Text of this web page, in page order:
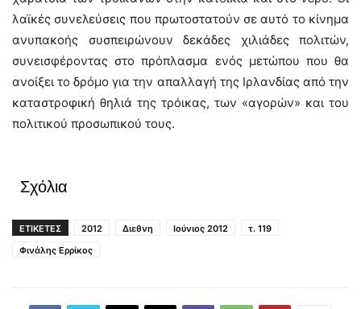
λαϊκές συνελεύσεις που πρωτοστατούν σε αυτό το κίνημα
ανυπακοής συσπειρώνουν δεκάδες χιλιάδες πολιτών,
συνεισφέροντας στο πρόπλασμα ενός μετώπου που θα
ανοίξει το δρόμο για την απαλλαγή της Ιρλανδίας από την
καταστροφική θηλιά της τρόικας, των «αγορών» και του
πολιτικού προσωπικού τους.
Σχόλια
ΕΤΙΚΕΤΕΣ 2012 Διεθνη Ιούνιος 2012
τ. 119
Φινάλης Ερρίκος